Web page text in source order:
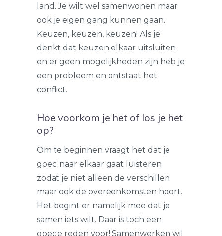
land. Je wilt wel samenwonen maar
ook je eigen gang kunnen gaan.
Keuzen, keuzen, keuzen! Als je
denkt dat keuzen elkaar uitsluiten
en er geen mogelijkheden zijn heb je
een probleem en ontstaat het
conflict.
Hoe voorkom je het of los je het
op?
Om te beginnen vraagt het dat je
goed naar elkaar gaat luisteren
zodat je niet alleen de verschillen
maar ook de overeenkomsten hoort.
Het begint er namelijk mee dat je
samen iets wilt. Daar is toch een
goede reden voor! Samenwerken wil